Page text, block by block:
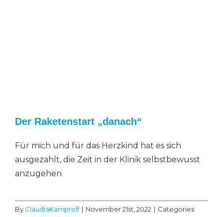
Der Raketenstart „danach“
Für mich und für das Herzkind hat es sich
ausgezahlt, die Zeit in der Klinik selbstbewusst
anzugehen.
By ClaudiaKamprolf | November 21st, 2022 | Categories: